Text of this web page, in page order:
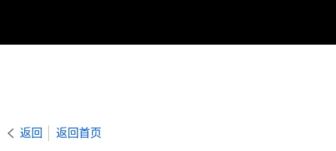
返回 返回首页